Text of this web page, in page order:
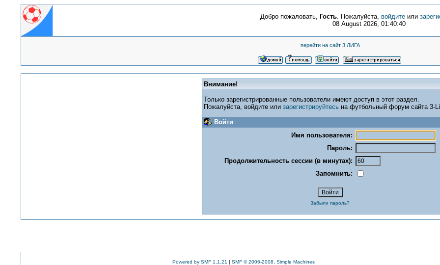
Добро пожаловать, Гость. Пожалуйста, войдите или
08 August 2026, 01:40:40
перейти на сайт 3 ЛИГА
Внимание!
Только зарегистрированные пользователи имеют доступ в этот раздел.
Пожалуйста, войдите или зарегистрируйтесь на футбольный форум сайта 3-
Войти
Имя пользователя:
Пароль:
Продолжительность сессии (в минутах):
Запомнить:
Забыли пароль?
Powered by SMF 1.1.21 | SMF © 2006-2008, Simple Machines